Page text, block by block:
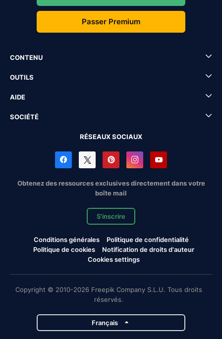
Passer Premium
CONTENU
OUTILS
AIDE
SOCIÉTÉ
RÉSEAUX SOCIAUX
Obtenez des ressources exclusives directement dans votre
boîte mail
S'inscrire
Conditions générales
Politique de confidentialité
Politique de cookies
Notification de droits d'auteur
Cookies settings
Copyright © 2010-2026 Freepik Company S.L.U. Tous droits
réservés.
Français